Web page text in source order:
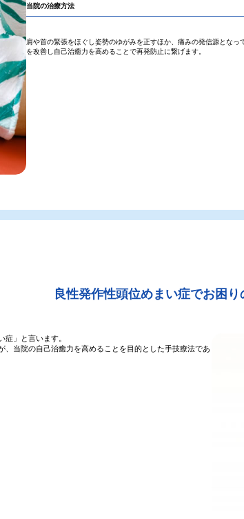
当院の治療方法
肩や首の緊張をほぐし姿勢のゆがみを正すほか、痛みの発信源とな
を改善し自己治癒力を高めることで再発防止に繋げます。
良性発作性頭位めまい症でお困り
」と言います。
当院の自己治癒力を高めることを目的とした手技療法であ